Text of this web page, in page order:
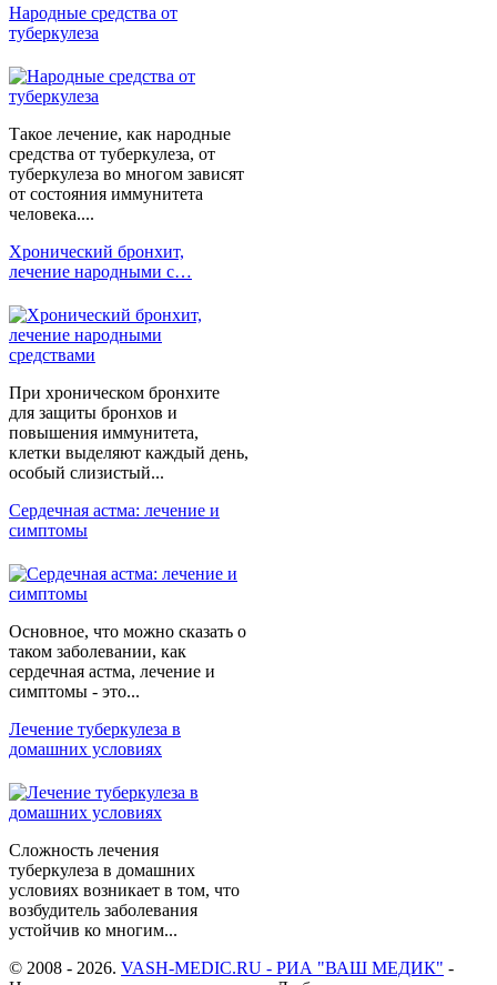
Народные средства от
туберкулеза
Такое лечение, как народные
средства от туберкулеза, от
туберкулеза во многом зависят
от состояния иммунитета
человека....
Хронический бронхит,
лечение народными с…
При хроническом бронхите
для защиты бронхов и
повышения иммунитета,
клетки выделяют каждый день,
особый слизистый...
Сердечная астма: лечение и
симптомы
Основное, что можно сказать о
таком заболевании, как
сердечная астма, лечение и
симптомы - это...
Лечение туберкулеза в
домашних условиях
Сложность лечения
туберкулеза в домашних
условиях возникает в том, что
возбудитель заболевания
устойчив ко многим...
© 2008 - 2026. VASH-MEDIC.RU - РИА "ВАШ МЕДИК" -